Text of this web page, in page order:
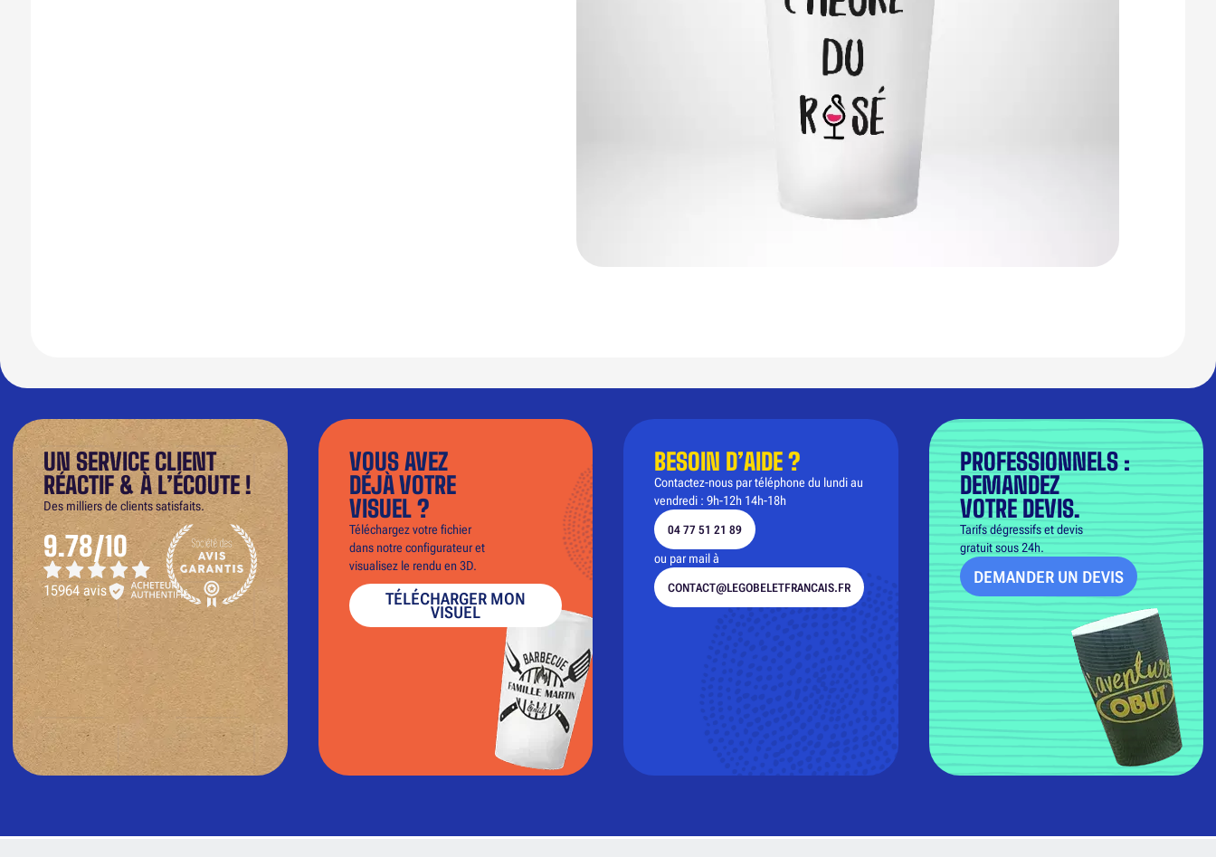
UN SERVICE CLIENT
RÉACTIF & À L’ÉCOUTE !
Des milliers de clients satisfaits.
9.78/10
15964 avis
VOUS AVEZ
DÉJÀ VOTRE
VISUEL ?
Téléchargez votre fichier
dans notre configurateur et
visualisez le rendu en 3D.
TÉLÉCHARGER MON
VISUEL
BESOIN D’AIDE ?
Contactez-nous par téléphone du lundi au
vendredi : 9h-12h 14h-18h
04 77 51 21 89
ou par mail à
CONTACT@LEGOBELETFRANCAIS.FR
PROFESSIONNELS :
DEMANDEZ
VOTRE DEVIS.
Tarifs dégressifs et devis
gratuit sous 24h.
DEMANDER UN DEVIS